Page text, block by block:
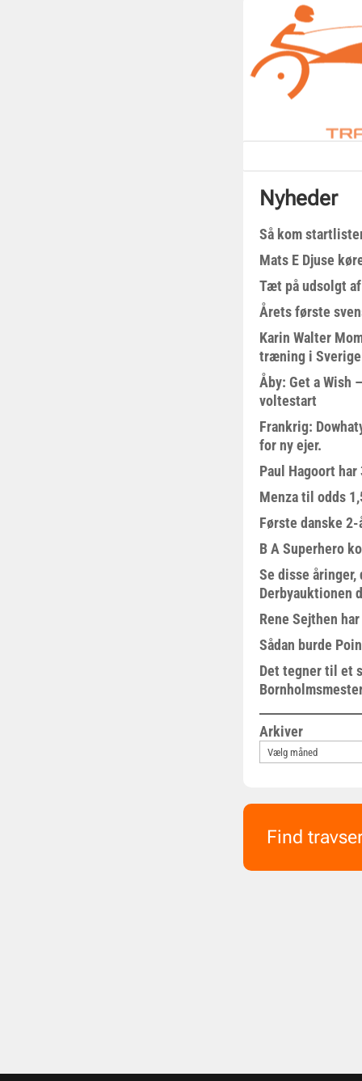
Nyheder
Så kom
Mats E Djuse
Tæt på udsolgt
Årets første
Karin Walter
træning i Sverige
Åby: Get a Wish
voltestart
Frankrig:
for ny ejer.
Paul Hagoort
Menza til odds
Første danske
B A Superhero
Se disse
Derbyauktionen
Rene Sejthen
Sådan burde
Det tegner til et
Arkiver
Find